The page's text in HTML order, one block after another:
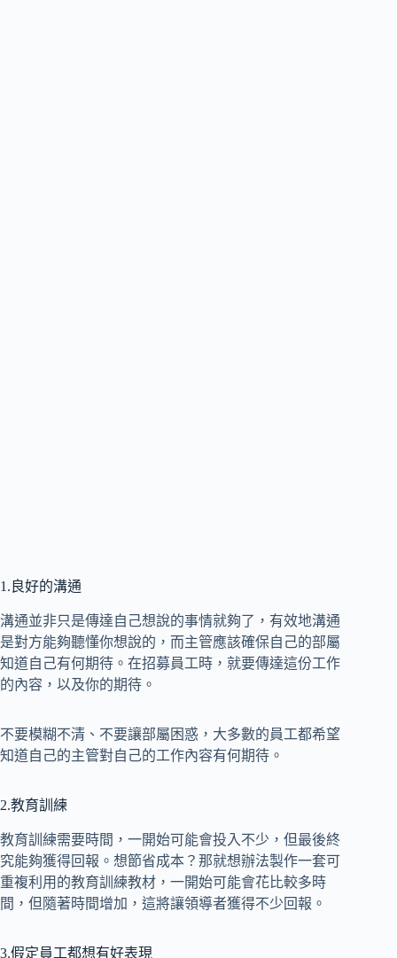
1.良好的溝通
溝通並非只是傳達自己想說的事情就夠了，有效地溝通
是對方能夠聽懂你想說的，而主管應該確保自己的部屬
知道自己有何期待。在招募員工時，就要傳達這份工作
的內容，以及你的期待。
不要模糊不清、不要讓部屬困惑，大多數的員工都希望
知道自己的主管對自己的工作內容有何期待。
2.教育訓練
教育訓練需要時間，一開始可能會投入不少，但最後終
究能夠獲得回報。想節省成本？那就想辦法製作一套可
重複利用的教育訓練教材，一開始可能會花比較多時
間，但隨著時間增加，這將讓領導者獲得不少回報。
3.假定員工都想有好表現